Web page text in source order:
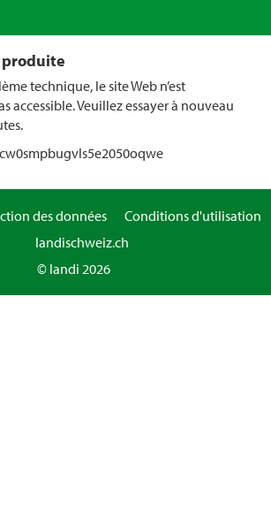
produite
technique, le site Web n’est
accessible. Veuillez essayer à nouveau
des données
Conditions d'utilisation
landischweiz.ch
© landi 2026